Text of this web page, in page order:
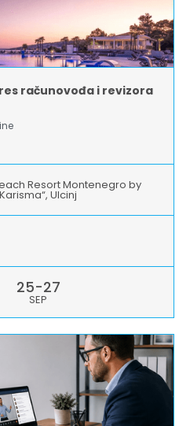
računovođa i revizora
Resort Montenegro by
Karisma“, Ulcinj
25-27
SEP